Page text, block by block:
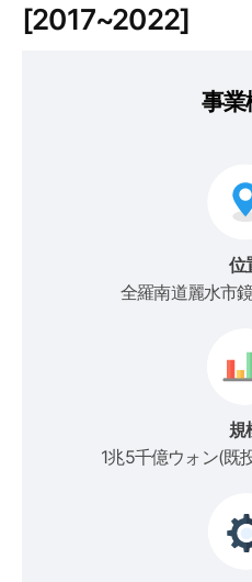
[2017~2022]
事業
位
全羅南道麗水市
規
1兆5千億ウォン(既